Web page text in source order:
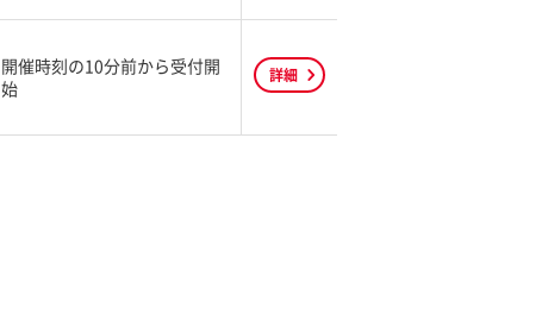
開催時刻の10分前から受付開
始
詳細